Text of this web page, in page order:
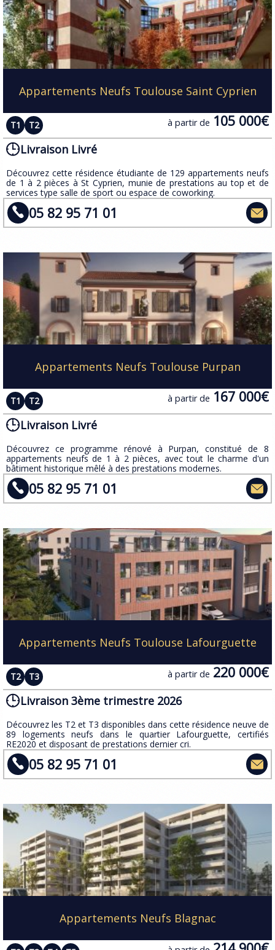
Appartements Neufs Toulouse Saint Cyprien
T1 T2 à partir de 105 000€
Livraison Livré
​Découvrez cette résidence étudiante de 129 appartements neufs
de 1 à 2 pièces à St Cyprien, munie de prestations au top et de
services type salle de sport ou espace de coworking.
05 82 95 71 01
Appartements Neufs Toulouse Purpan
T1 T2 à partir de 167 000€
Livraison Livré
​Découvrez ce programme rénové à Purpan, constitué de 8
appartements neufs de 1 à 2 pièces, avec tout le charme d'un
bâtiment historique mêlé à des prestations modernes.
05 82 95 71 01
Appartements Neufs Toulouse Lafourguette
T2 T3 à partir de 220 000€
Livraison 3ème trimestre 2026
​Découvrez les T2 et T3 disponibles dans cette résidence neuve de
89 logements neufs dans le quartier Lafourguette, certifiés
RE2020 et disposant de prestations dernier cri.
05 82 95 71 01
Appartements Neufs Blagnac